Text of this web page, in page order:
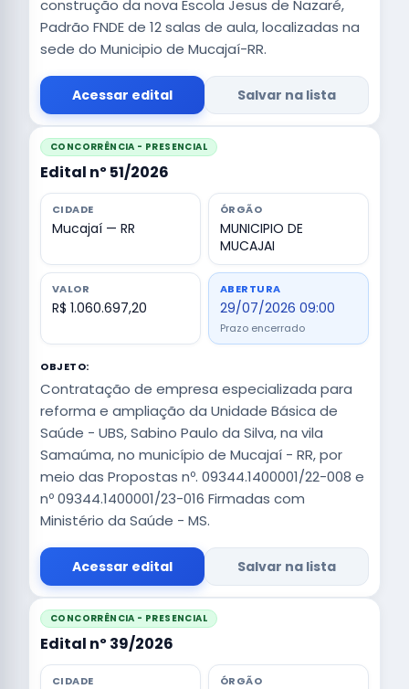
construção da nova Escola Jesus de Nazaré,
Padrão FNDE de 12 salas de aula, localizadas na
sede do Municipio de Mucajaí-RR.
Acessar edital Salvar na lista
CONCORRÊNCIA - PRESENCIAL
Edital nº 51/2026
CIDADE
Mucajaí — RR
ÓRGÃO
MUNICIPIO DE
MUCAJAI
VALOR
R$ 1.060.697,20
ABERTURA
29/07/2026 09:00
Prazo encerrado
OBJETO:
Contratação de empresa especializada para
reforma e ampliação da Unidade Básica de
Saúde - UBS, Sabino Paulo da Silva, na vila
Samaúma, no município de Mucajaí - RR, por
meio das Propostas nº. 09344.1400001/22-008 e
nº 09344.1400001/23-016 Firmadas com
Ministério da Saúde - MS.
Acessar edital Salvar na lista
CONCORRÊNCIA - PRESENCIAL
Edital nº 39/2026
CIDADE ÓRGÃO